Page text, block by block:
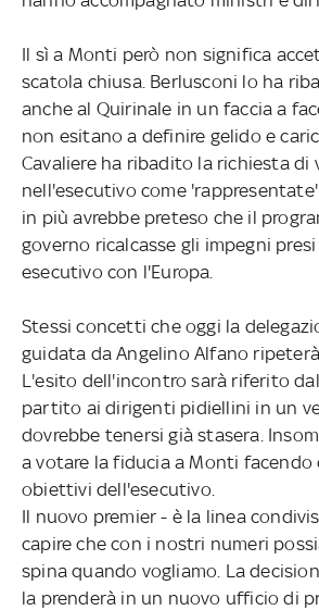
Il sì a Monti però non significa
scatola chiusa. Berlusconi lo ha
anche al Quirinale in un faccia a
non esitano a definire gelido e
Cavaliere ha ribadito la richiesta di
nell'esecutivo come
in più avrebbe preteso che il
governo ricalcasse gli impegni
esecutivo con l'Europa.
Stessi concetti che oggi la
guidata da Angelino Alfano
L'esito dell'incontro sarà riferito
partito ai dirigenti pidiellini in un
dovrebbe tenersi già stasera.
a votare la fiducia a Monti facendo
obiettivi dell'esecutivo.
Il nuovo premier - è la linea
capire che con i nostri numeri
spina quando vogliamo. La
la prenderà in un nuovo ufficio di